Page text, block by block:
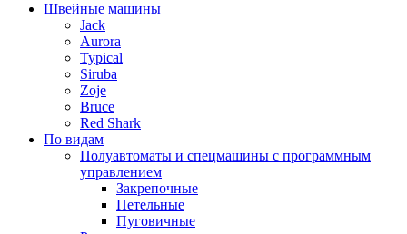
Швейные машины
Jack
Aurora
Typical
Siruba
Zoje
Bruce
Red Shark
По видам
Полуавтоматы и спецмашины с программным
управлением
Закрепочные
Петельные
Пуговичные